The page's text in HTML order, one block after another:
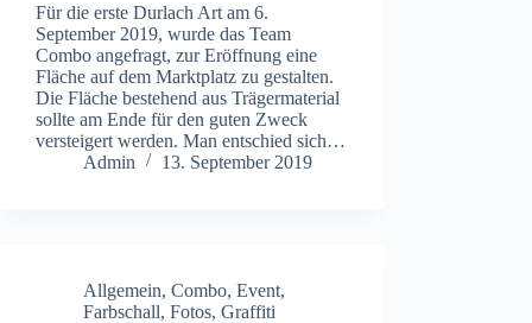
Für die erste Durlach Art am 6.
September 2019, wurde das Team
Combo angefragt, zur Eröffnung eine
Fläche auf dem Marktplatz zu gestalten.
Die Fläche bestehend aus Trägermaterial
sollte am Ende für den guten Zweck
versteigert werden. Man entschied sich…
Admin
13. September 2019
Allgemein, Combo, Event,
Farbschall, Fotos, Graffiti